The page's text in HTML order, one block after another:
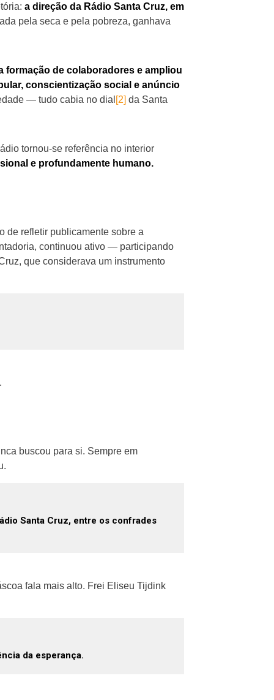
a direção da Rádio Santa Cruz, em
pela seca e pela pobreza, ganhava
formação de colaboradores e ampliou
conscientização social e anúncio
— tudo cabia no dial [2] da Santa
tornou-se referência no interior
e profundamente humano.
de refletir publicamente sobre a
continuou ativo — participando
que considerava um instrumento
buscou para si. Sempre em
Santa Cruz, entre os confrades
fala mais alto. Frei Eliseu Tijdink
da esperança.